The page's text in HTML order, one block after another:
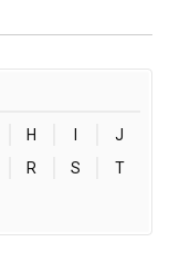
H
J
R S
T